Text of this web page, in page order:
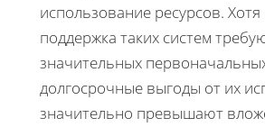
использование ресурсов.
поддержка таких систем
значительных
долгосрочные выгоды от их
значительно превышают